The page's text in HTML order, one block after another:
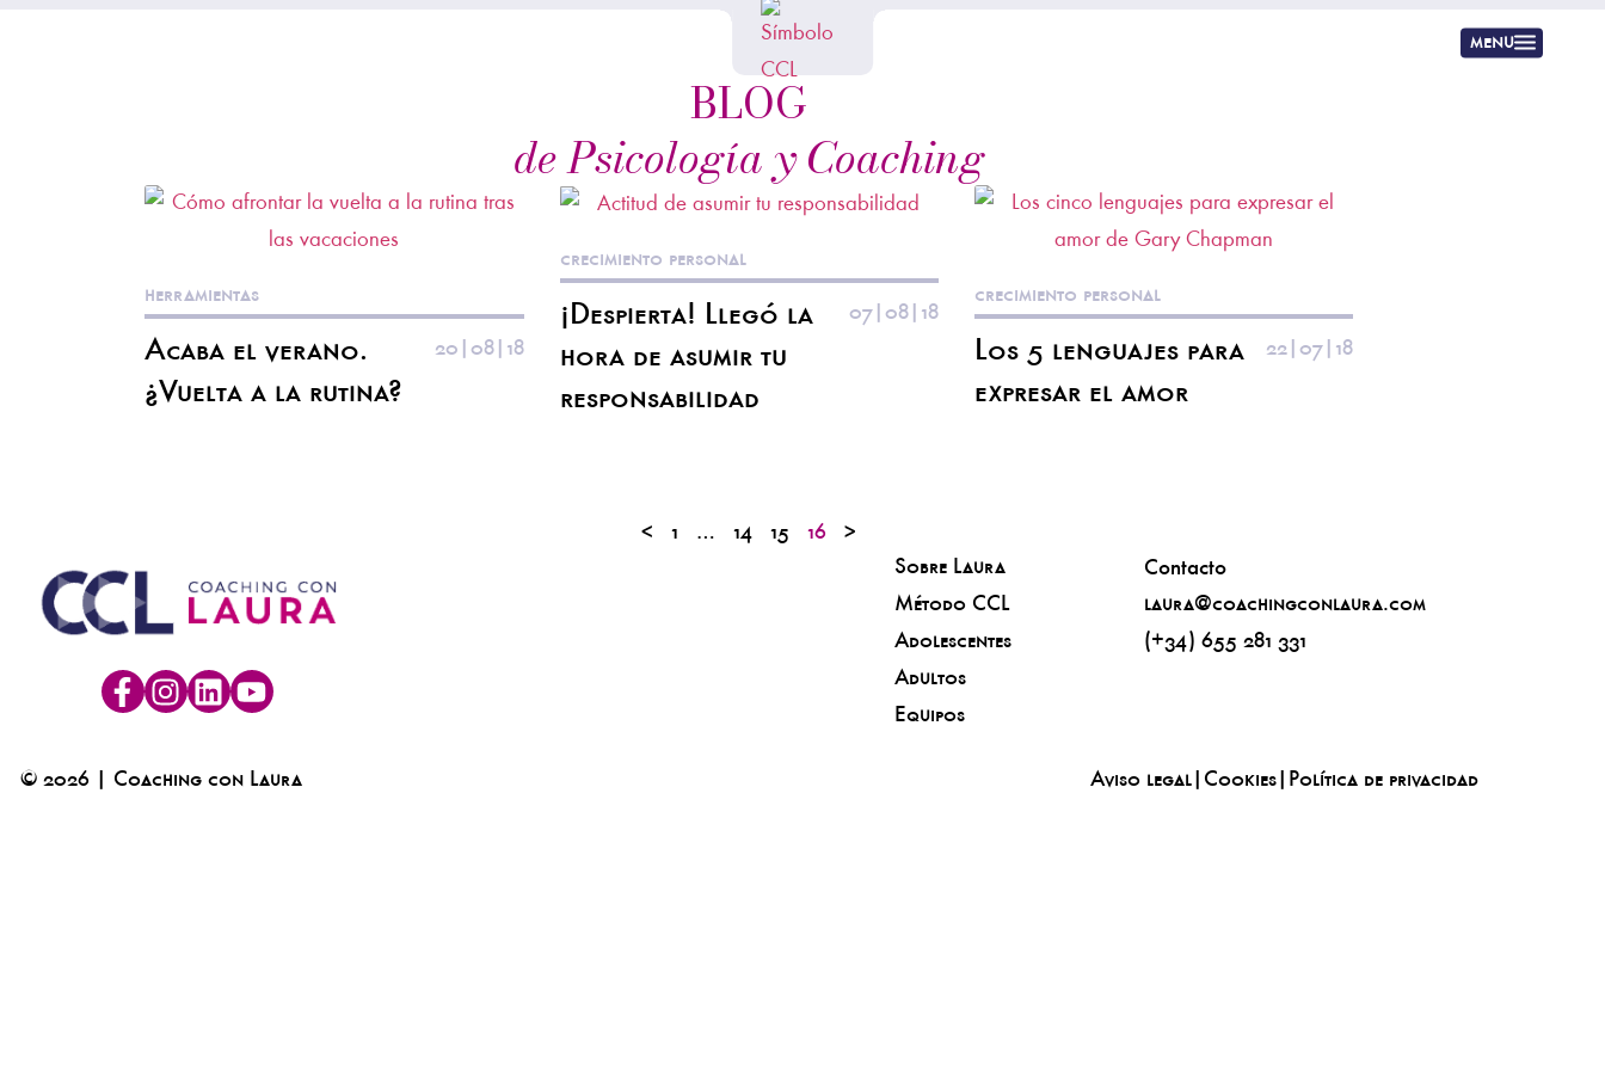
menu
BLOG
de Psicología y Coaching
herramientas
20|08|18
Acaba el verano.
¿Vuelta a la rutina?
crecimiento personal
07|08|18
¡Despierta! Llegó la
hora de asumir tu
responsabilidad
crecimiento personal
22|07|18
Los 5 lenguajes para
expresar el amor
< 1 … 14 15 16
>
Sobre Laura
Método CCL
Adolescentes
Adultos
Equipos
Contacto
laura@coachingconlaura.com
(+34) 655 281 331
© 2026 | Coaching con Laura Aviso legal| Cookies| Política de privacidad